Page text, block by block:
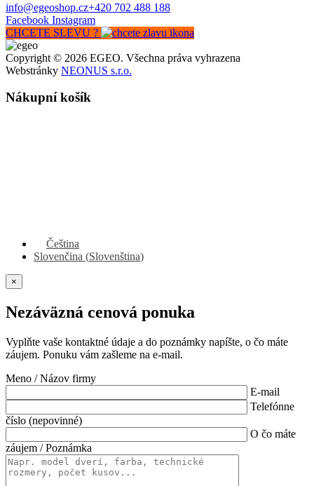
info@egeoshop.cz+420 702 488 188
Facebook Instagram
CHCETE SLEVU ?
Copyright © 2026 EGEO. Všechna práva vyhrazena
Webstránky NEONUS s.r.o.
Nákupní košík
Čeština
Slovenčina (Slovenština)
×
Nezáväzná cenová ponuka
Vyplňte vaše kontaktné údaje a do poznámky napíšte, o čo máte
záujem. Ponuku vám zašleme na e-mail.
Meno / Názov firmy
E-mail
Telefónne
číslo (nepovinné)
O čo máte
záujem / Poznámka